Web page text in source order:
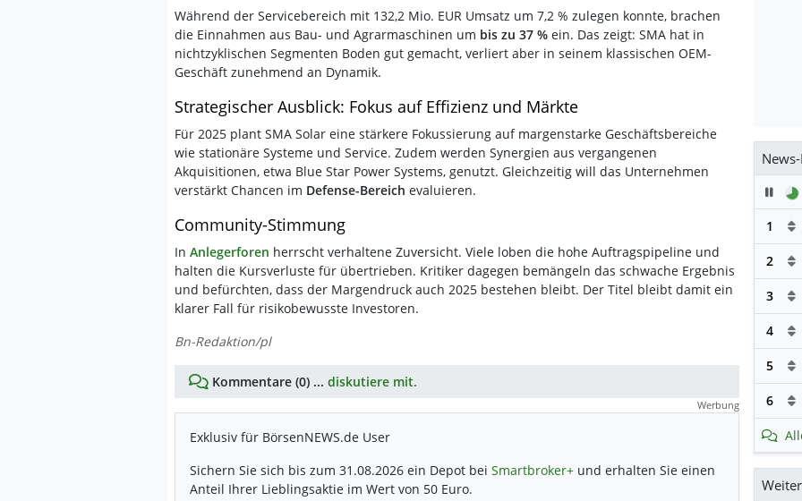
Während der Servicebereich mit 132,2 Mio. EUR Umsatz um 7,2 % zulegen konnte, brachen
die Einnahmen aus Bau- und Agrarmaschinen um bis zu 37 % ein. Das zeigt: SMA hat in
nichtzyklischen Segmenten Boden gut gemacht, verliert aber in seinem klassischen OEM-
Geschäft zunehmend an Dynamik.
Strategischer Ausblick: Fokus auf Effizienz und Märkte
Für 2025 plant SMA Solar eine stärkere Fokussierung auf margenstarke Geschäftsbereiche
wie stationäre Systeme und Service. Zudem werden Synergien aus vergangenen
Akquisitionen, etwa Blue Star Power Systems, genutzt. Gleichzeitig will das Unternehmen
verstärkt Chancen im Defense-Bereich evaluieren.
Community-Stimmung
In Anlegerforen herrscht verhaltene Zuversicht. Viele loben die hohe Auftragspipeline und
halten die Kursverluste für übertrieben. Kritiker dagegen bemängeln das schwache Ergebnis
und befürchten, dass der Margendruck auch 2025 bestehen bleibt. Der Titel bleibt damit ein
klarer Fall für risikobewusste Investoren.
Bn-Redaktion/pl
Kommentare (0) ... diskutiere mit.
Werbung
Exklusiv für BörsenNEWS.de User
Sichern Sie sich bis zum 31.08.2026 ein Depot bei Smartbroker+ und erhalten Sie einen
Anteil Ihrer Lieblingsaktie im Wert von 50 Euro.
1
2
3
4
5
6